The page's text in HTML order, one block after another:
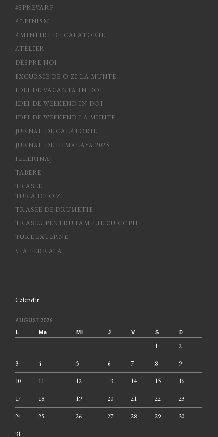
#SPREVARF
ALPINISM
AMINTIRI DE CALATORIE
ATELIER
DESPRE NOI
EXCURSIE DE O ZI LA MUNTE
IDEI DE VACANTA IN DOI
IDEI DE WEEKEND IN DOI
IDEI DE WEEKEND LA MUNTE
JURNAL DE CALATORIE
JURNAL DE HIMALAYA 2025
PELERINAJ
TABERE
TRASEE
TURA DE O ZI
TRASEE DE DRUMETIE
TRASEU PENTRU FAMILIE CU COPII
TURE EXTERNE
VIA FERRATA
Calendar
AUGUST 2026
L Ma Mi J V S D
1 2
3 4 5 6 7 8 9
10 11 12 13 14 15 16
17 18 19 20 21 22 23
24 25 26 27 28 29 30
31